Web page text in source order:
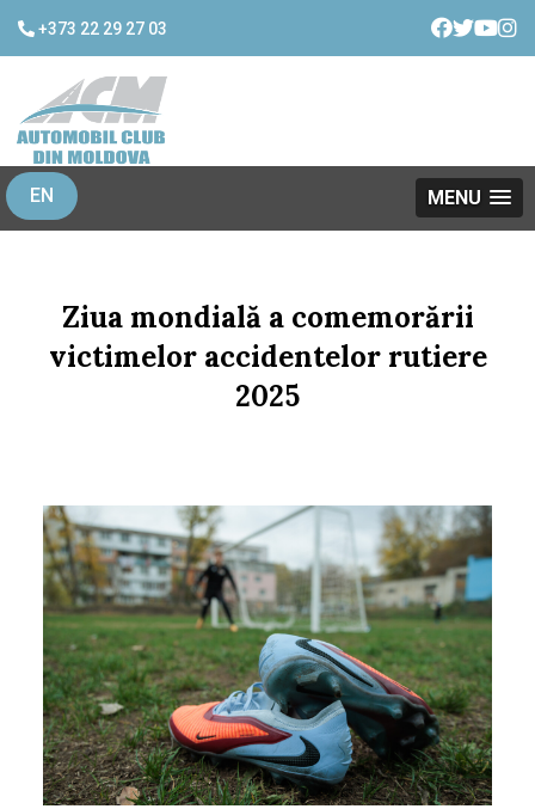
+373 22 29 27 03
EN MENU
Ziua mondială a comemorării
victimelor accidentelor rutiere
2025